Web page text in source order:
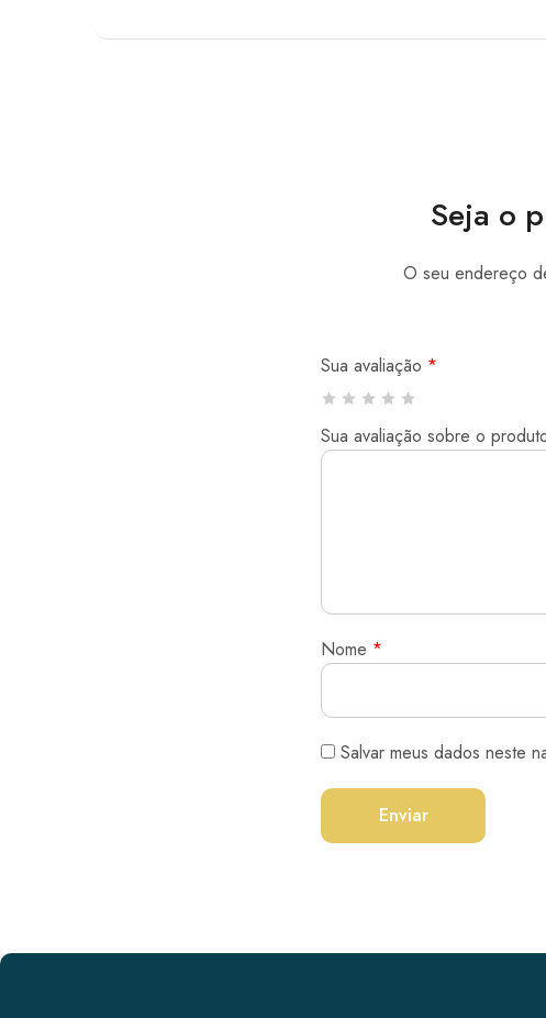
Seja o
O seu endereço
Sua avaliação *
Sua avaliação sobre o
Nome *
Salvar meus dados neste